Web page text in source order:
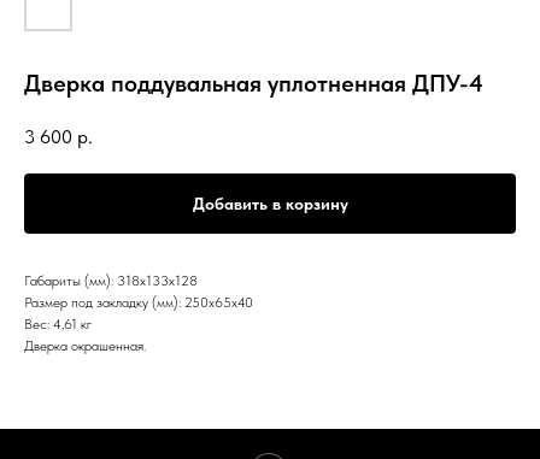
Дверка поддувальная уплотненная ДПУ-4
3 600 р.
Добавить в корзину
Габариты (мм): 318х133х128
Размер под закладку (мм): 250х65х40
Вес: 4,61 кг
Дверка окрашенная.